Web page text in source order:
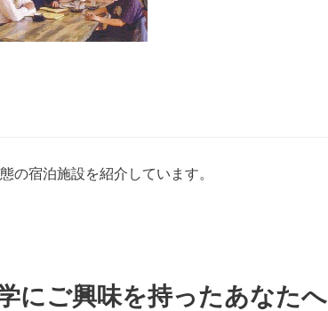
の宿泊施設を紹介しています。
にご興味を持ったあなたへ